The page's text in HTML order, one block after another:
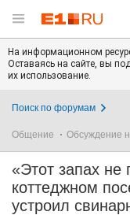
На информационном
Оставаясь на сайте, вы
их использование.
Поиск по форумам
Общение Обсуждение
«Этот запах не
коттеджном
устроил